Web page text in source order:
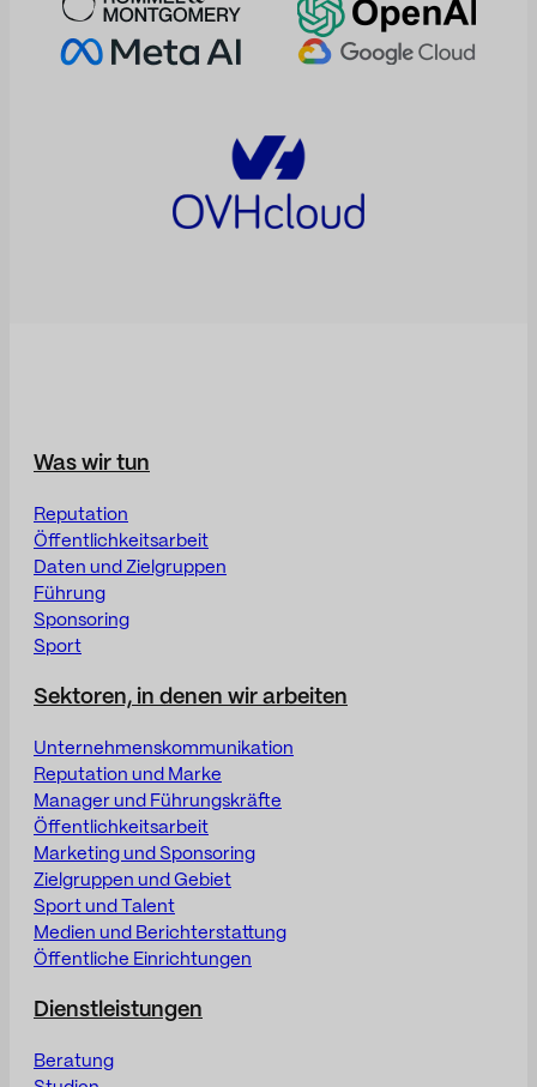
Was wir tun
Reputation
Öffentlichkeitsarbeit
Daten und Zielgruppen
Führung
Sponsoring
Sport
Sektoren, in denen wir arbeiten
Unternehmenskommunikation
Reputation und Marke
Manager und Führungskräfte
Öffentlichkeitsarbeit
Marketing und Sponsoring
Zielgruppen und Gebiet
Sport und Talent
Medien und Berichterstattung
Öffentliche Einrichtungen
Dienstleistungen
Beratung